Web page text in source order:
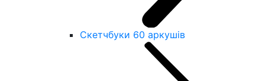
Скетчбуки 60 аркушів